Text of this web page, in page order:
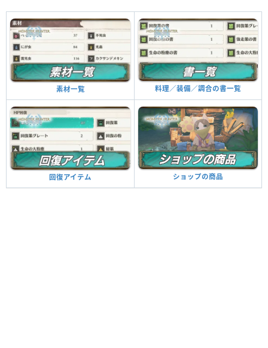
素材一覧 料理／装備／調合の書一覧
回復アイテム ショップの商品